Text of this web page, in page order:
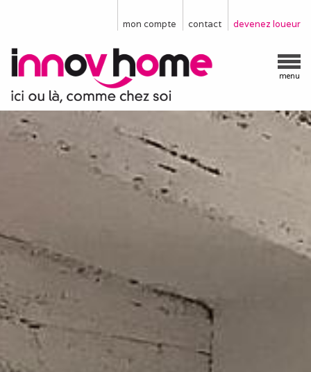
devenez loueur
contact
mon compte
menu